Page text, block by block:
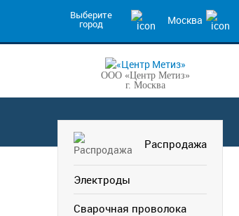
Выберите
город Москва
ООО «Центр Метиз»
г. Москва
Распродажа
Электроды
Сварочная проволока